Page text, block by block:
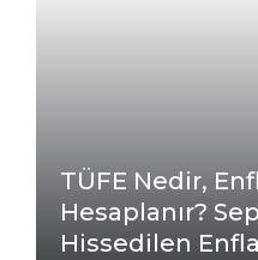
TÜFE Nedir,
Hesaplanır?
Hissedilen